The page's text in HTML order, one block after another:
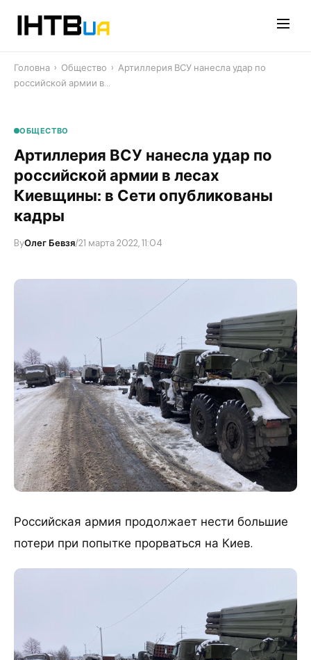
Головна › Общество › ​Артиллерия ВСУ нанесла удар по
российской армии в…
ОБЩЕСТВО
​Артиллерия ВСУ нанесла удар по
российской армии в лесах
Киевщины: в Сети опубликованы
кадры
ByОлег Бевзя/21 марта 2022, 11:04
Российская армия продолжает нести большие
потери при попытке прорваться на Киев.